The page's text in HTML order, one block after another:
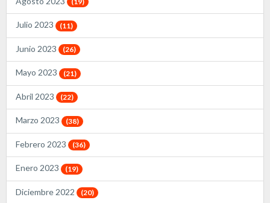
Julio 2023 (11)
Junio 2023 (26)
Mayo 2023 (21)
Abril 2023 (22)
Marzo 2023 (38)
Febrero 2023 (36)
Enero 2023 (19)
Diciembre 2022 (20)